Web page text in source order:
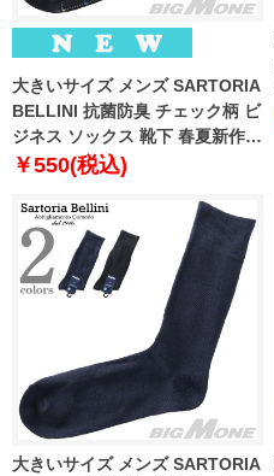
大きいサイズ メンズ SARTORIA
BELLINI 抗菌防臭 チェック柄 ビ
ジネス ソックス 靴下 春夏新作
sbs-5513
￥550(税込)
大きいサイズ メンズ SARTORIA